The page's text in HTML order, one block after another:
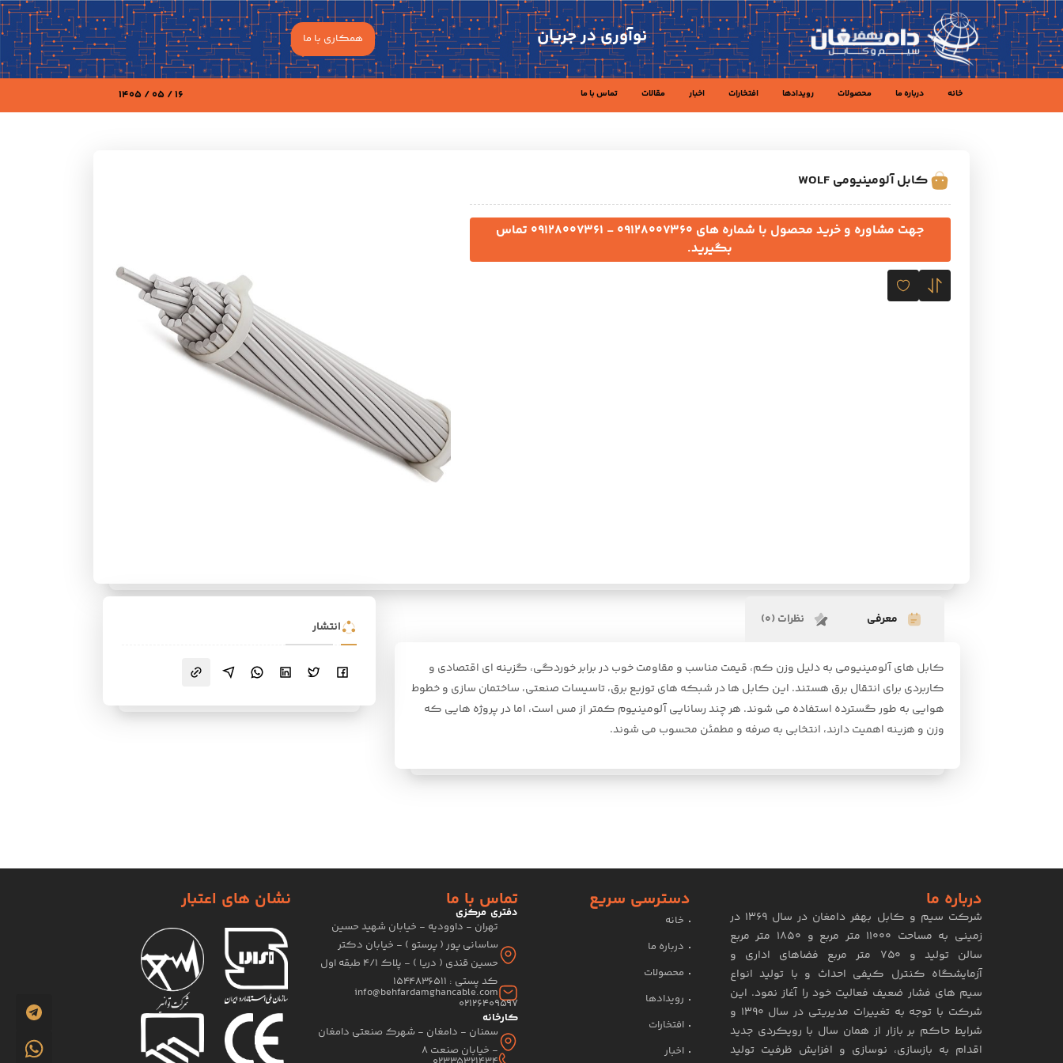
نوآوری در جریان همکاری با ما
خانه درباره ما محصولات رویدادها افتخارات اخبار مقالات تماس با ما 16 / 05 / 1405
کابل آلومینیومی WOLF
جهت مشاوره و خرید محصول با شماره های 09۱28007360 - 09128007361 تماس
بگیرید.
معرفی نظرات (0)
کابل های آلومینیومی به دلیل وزن کم، قیمت مناسب و مقاومت خوب در برابر خوردگی، گزینه ای اقتصادی و
کاربردی برای انتقال برق هستند. این کابل ها در شبکه های توزیع برق، تاسیسات صنعتی، ساختمان سازی و خطوط
هوایی به طور گسترده استفاده می شوند. هر چند رسانایی آلومینیوم کمتر از مس است، اما در پروژه هایی که
وزن و هزینه اهمیت دارند، انتخابی به صرفه و مطمئن محسوب می شوند.
انتشار
درباره ما
شرکت سیم و کابل بهفر دامغان در سال ۱۳۶۹ در
زمینی به مساحت ۱۱۰۰۰ متر مربع و ۱۸۵۰ متر مربع
سالن تولید و ۷۵۰ متر مربع فضاهای اداری و
آزمایشگاه کنترل کیفی احداث و با تولید انواع
سیم های فشار ضعیف فعالیت خود را آغاز نمود. این
شرکت با توجه به تغییرات مدیریتی در سال ۱۳۹۰ و
شرایط حاکم بر بازار از همان سال با رویکردی جدید
اقدام به بازسازی، نوسازی و افزایش ظرفیت تولید
دسترسی سریع
خانه
درباره ما
محصولات
رویدادها
افتخارات
اخبار
تماس با ما
دفتری مرکزی
تهران - داوودیه - خیابان شهید حسین
ساسانی پور ( پرستو ) - خیابان دکتر
حسین قندی ( دریا ) - پلاک 4/1 طبقه اول
کد پستی : 1544836511
info@behfardamghancable.com
02126409597
کارخانه
سمنان - دامغان - شهرک صنعتی دامغان
- خیابان صنعت 8
نشان های اعتبار